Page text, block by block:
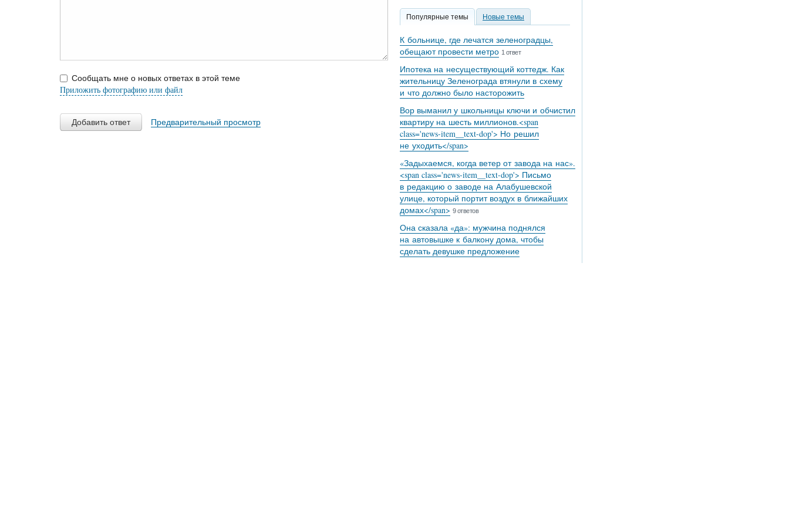
Сообщать мне о новых ответах в этой теме
Приложить фотографию или файл
Добавить ответ Предварительный просмотр
Популярные темы Новые темы
К больнице, где лечатся зеленоградцы,
обещают провести метро 1 ответ
Ипотека на несуществующий коттедж. Как
жительницу Зеленограда втянули в схему
и что должно было насторожить
Вор выманил у школьницы ключи и обчистил
квартиру на шесть миллионов.<span
class='news-item__text-dop'> Но решил
не уходить</span>
«Задыхаемся, когда ветер от завода на нас».
<span class='news-item__text-dop'> Письмо
в редакцию о заводе на Алабушевской
улице, который портит воздух в ближайших
домах</span> 9 ответов
Она сказала «да»: мужчина поднялся
на автовышке к балкону дома, чтобы
сделать девушке предложение